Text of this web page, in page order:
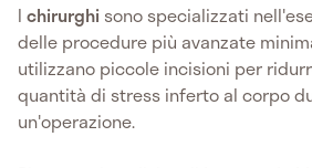
I chirurghi sono specializzati
delle procedure più avanzate
utilizzano piccole incisioni per
quantità di stress inferto al corpo
un'operazione.